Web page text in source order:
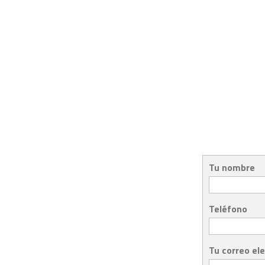
Tu nombre
Teléfono
Tu correo